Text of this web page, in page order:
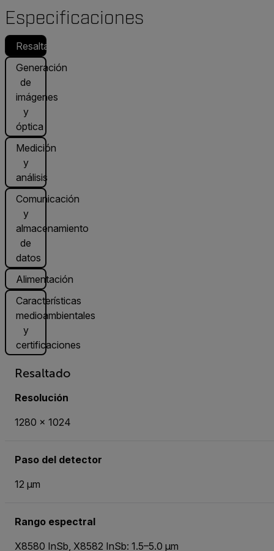
Especificaciones
Resaltado
Generación
de
imágenes
y
óptica
Medición
y
análisis
Comunicación
y
almacenamiento
de
datos
Alimentación
Características
medioambientales
y
certificaciones
Resaltado
Resolución
1280 × 1024
Paso del detector
12 µm
Rango espectral
X8580 InSb, X8582 InSb: 1.5–5.0 µm